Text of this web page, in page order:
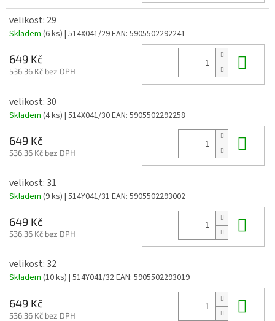
velikost: 29
Skladem (6 ks) | 514X041/29EAN: 5905502292241
649 Kč
536,36 Kč bez DPH
velikost: 30
Skladem (4 ks) | 514X041/30EAN: 5905502292258
649 Kč
536,36 Kč bez DPH
velikost: 31
Skladem (9 ks) | 514Y041/31 EAN: 5905502293002
649 Kč
536,36 Kč bez DPH
velikost: 32
Skladem (10 ks) | 514Y041/32EAN: 5905502293019
649 Kč
536,36 Kč bez DPH